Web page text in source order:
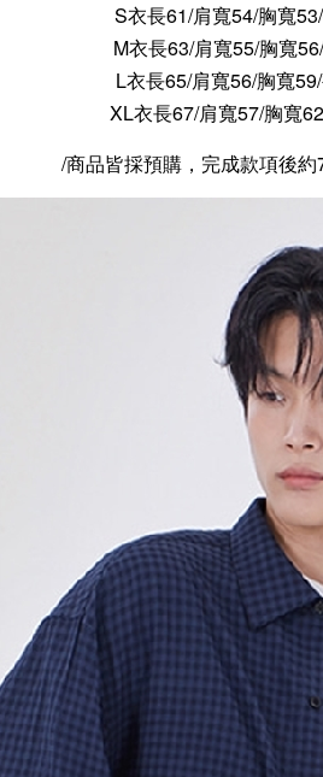
S衣長61/肩寬54/胸寬
M衣長63/肩寬55/胸寬
L衣長65/肩寬56/胸寬
XL衣長67/肩寬57/胸寬
/商品皆採預購，完成款項後